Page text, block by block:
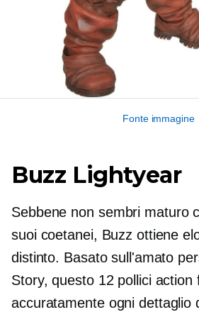
Fonte immagine
Buzz Lightyear
Sebbene non sembri maturo
suoi coetanei, Buzz ottiene
distinto. Basato sull'amato
Story, questo 12 polliciaction
accuratamente ogni dettaglio